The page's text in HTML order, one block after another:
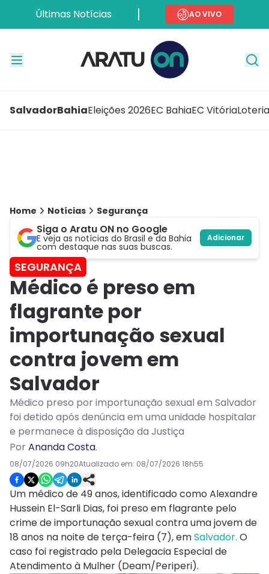
Últimas Notícias AO VIVO
SalvadorBahiaEleições 2026EC BahiaEC Vitória
Home Notícias Segurança
Siga o Aratu ON no Google
E veja as notícias do Brasil e da Bahia
com destaque nas suas buscas.
Adicionar
SEGURANÇA
Médico é preso em
flagrante por
importunação sexual
contra jovem em
Salvador
Médico preso por importunação sexual em Salvador
foi detido após denúncia em uma unidade hospitalar
e permanece à disposição da Justiça
PorAnanda Costa.
08/07/2026 09h20Atualizado em: 08/07/2026 18h55
Um médico de 49 anos, identificado como Alexandre
Hussein El-Sarli Dias, foi preso em flagrante pelo
crime de importunação sexual contra uma jovem de
18 anos na noite de terça-feira (7), emSalvador. O
caso foi registrado pela Delegacia Especial de
Atendimento à Mulher (Deam/Periperi).